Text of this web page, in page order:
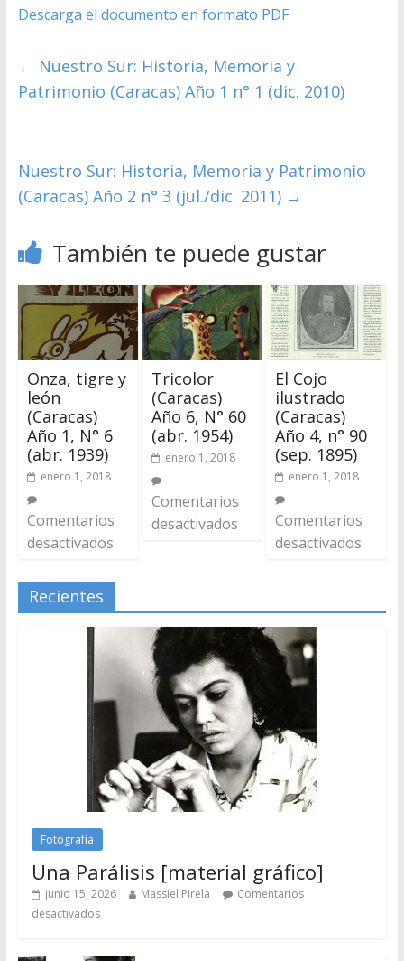
Descarga el documento en formato PDF
← Nuestro Sur: Historia, Memoria y
Patrimonio (Caracas) Año 1 n° 1 (dic. 2010)
Nuestro Sur: Historia, Memoria y Patrimonio
(Caracas) Año 2 n° 3 (jul./dic. 2011) →
También te puede gustar
Onza, tigre y
león
(Caracas)
Año 1, N° 6
(abr. 1939)
enero 1, 2018
Comentarios
desactivados
Tricolor
(Caracas)
Año 6, N° 60
(abr. 1954)
enero 1, 2018
Comentarios
desactivados
El Cojo
ilustrado
(Caracas)
Año 4, n° 90
(sep. 1895)
enero 1, 2018
Comentarios
desactivados
Recientes
Fotografía
Una Parálisis [material gráfico]
junio 15, 2026 Massiel Pirela
Comentarios
desactivados